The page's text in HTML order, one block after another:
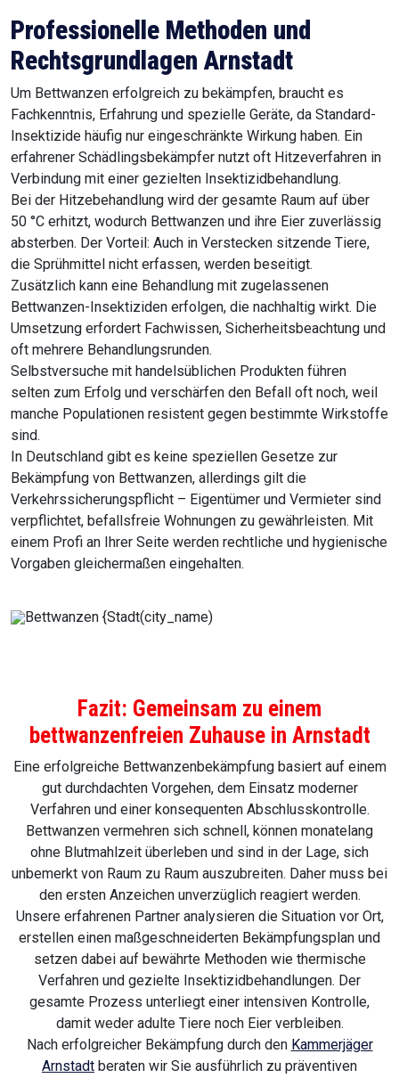
Professionelle Methoden und
Rechtsgrundlagen Arnstadt
Um Bettwanzen erfolgreich zu bekämpfen, braucht es
Fachkenntnis, Erfahrung und spezielle Geräte, da Standard-
Insektizide häufig nur eingeschränkte Wirkung haben. Ein
erfahrener Schädlingsbekämpfer nutzt oft Hitzeverfahren in
Verbindung mit einer gezielten Insektizidbehandlung.
Bei der Hitzebehandlung wird der gesamte Raum auf über
50 °C erhitzt, wodurch Bettwanzen und ihre Eier zuverlässig
absterben. Der Vorteil: Auch in Verstecken sitzende Tiere,
die Sprühmittel nicht erfassen, werden beseitigt.
Zusätzlich kann eine Behandlung mit zugelassenen
Bettwanzen-Insektiziden erfolgen, die nachhaltig wirkt. Die
Umsetzung erfordert Fachwissen, Sicherheitsbeachtung und
oft mehrere Behandlungsrunden.
Selbstversuche mit handelsüblichen Produkten führen
selten zum Erfolg und verschärfen den Befall oft noch, weil
manche Populationen resistent gegen bestimmte Wirkstoffe
sind.
In Deutschland gibt es keine speziellen Gesetze zur
Bekämpfung von Bettwanzen, allerdings gilt die
Verkehrssicherungspflicht – Eigentümer und Vermieter sind
verpflichtet, befallsfreie Wohnungen zu gewährleisten. Mit
einem Profi an Ihrer Seite werden rechtliche und hygienische
Vorgaben gleichermaßen eingehalten.
Fazit: Gemeinsam zu einem
bettwanzenfreien Zuhause in Arnstadt
Eine erfolgreiche Bettwanzenbekämpfung basiert auf einem
gut durchdachten Vorgehen, dem Einsatz moderner
Verfahren und einer konsequenten Abschlusskontrolle.
Bettwanzen vermehren sich schnell, können monatelang
ohne Blutmahlzeit überleben und sind in der Lage, sich
unbemerkt von Raum zu Raum auszubreiten. Daher muss bei
den ersten Anzeichen unverzüglich reagiert werden.
Unsere erfahrenen Partner analysieren die Situation vor Ort,
erstellen einen maßgeschneiderten Bekämpfungsplan und
setzen dabei auf bewährte Methoden wie thermische
Verfahren und gezielte Insektizidbehandlungen. Der
gesamte Prozess unterliegt einer intensiven Kontrolle,
damit weder adulte Tiere noch Eier verbleiben.
Nach erfolgreicher Bekämpfung durch den Kammerjäger
Arnstadt beraten wir Sie ausführlich zu präventiven